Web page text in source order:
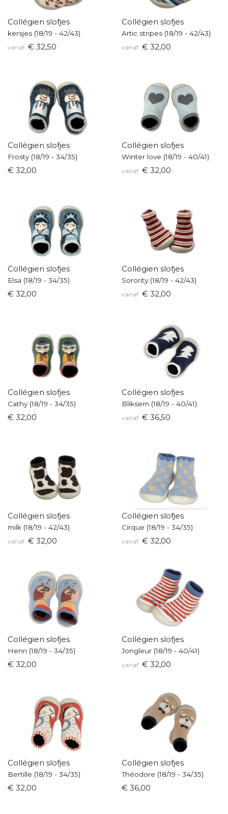
Collégien slofjes
kersjes (18/19 - 42/43)
vanaf € 32,50
Collégien slofjes
Artic stripes (18/19 - 42/43)
vanaf € 32,00
Collégien slofjes
Frosty (18/19 - 34/35)
€ 32,00
Collégien slofjes
Winter love (18/19 - 40/41)
vanaf € 32,00
Collégien slofjes
Elsa (18/19 - 34/35)
€ 32,00
Collégien slofjes
Sorority (18/19 - 42/43)
vanaf € 32,00
Collégien slofjes
Cathy (18/19 - 34/35)
€ 32,00
Collégien slofjes
Bliksem (18/19 - 40/41)
vanaf € 36,50
Collégien slofjes
milk (18/19 - 42/43)
vanaf € 32,00
Collégien slofjes
Cirque (18/19 - 34/35)
vanaf € 32,00
Collégien slofjes
Henri (18/19 - 34/35)
€ 32,00
Collégien slofjes
Jongleur (18/19 - 40/41)
vanaf € 32,00
Collégien slofjes
Bertille (18/19 - 34/35)
€ 32,00
Collégien slofjes
Théodore (18/19 - 34/35)
€ 36,00